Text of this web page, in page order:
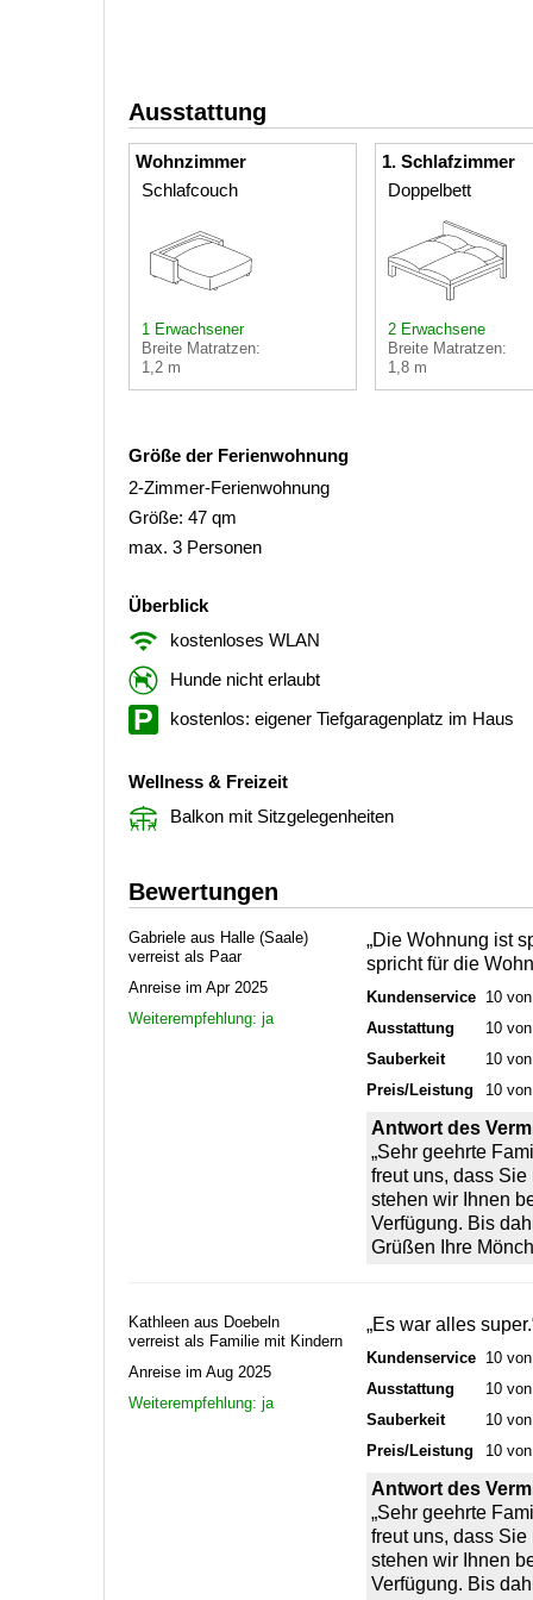
Ausstattung
Wohnzimmer
Schlafcouch
1 Erwachsener
Breite Matratzen:
1,2 m
1. Schlafzimmer
Doppelbett
2 Erwachsene
Breite Matratzen:
1,8 m
Größe der Ferienwohnung
2-Zimmer-Ferienwohnung
Größe: 47 qm
max. 3 Personen
Überblick
kostenloses WLAN
Hunde nicht erlaubt
kostenlos: eigener Tiefgaragenplatz im Haus
Wellness & Freizeit
Balkon mit Sitzgelegenheiten
Bewertungen
Gabriele aus Halle (Saale)
verreist als Paar
Anreise im Apr 2025
Weiterempfehlung: ja
„Die Wohnung ist
spricht für die
Kundenservice 10
Ausstattung
10
Sauberkeit
10
Preis/Leistung
10
Antwort des
„Sehr geehrte
freut uns, dass
stehen wir Ihnen
Verfügung. Bis
Grüßen Ihre
Kathleen aus Doebeln
verreist als Familie mit Kindern
Anreise im Aug 2025
Weiterempfehlung: ja
„Es war alles
Kundenservice 10
Ausstattung
10
Sauberkeit
10
Preis/Leistung
10
Antwort des
„Sehr geehrte
freut uns, dass
stehen wir Ihnen
Verfügung. Bis